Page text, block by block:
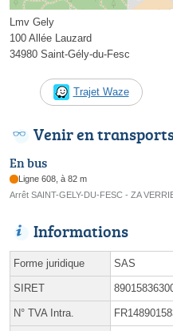
Lmv Gely
100 Allée Lauzard
34980 Saint-Gély-du-Fesc
Trajet Waze
Venir en
En bus
Ligne 608, à 82 m
Arrêt SAINT-GELY-DU-FESC - ZA
Informations
Forme juridique SAS
SIRET
N° TVA Intra.